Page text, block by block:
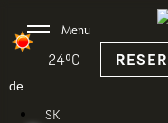
24°C
de
SK
Menu